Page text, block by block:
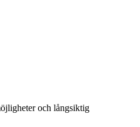
och långsiktig